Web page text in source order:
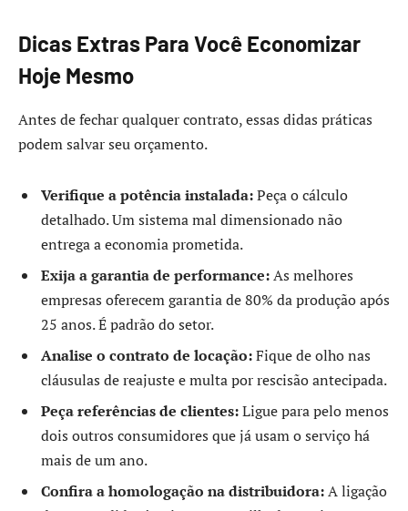
Dicas Extras Para Você Economizar
Hoje Mesmo
Antes de fechar qualquer contrato, essas didas práticas
podem salvar seu orçamento.
Verifique a potência instalada:Peça o cálculo
detalhado. Um sistema mal dimensionado não
entrega a economia prometida.
Exija a garantia de performance:As melhores
empresas oferecem garantia de 80% da produção após
25 anos. É padrão do setor.
Analise o contrato de locação:Fique de olho nas
cláusulas de reajuste e multa por rescisão antecipada.
Peça referências de clientes:Ligue para pelo menos
dois outros consumidores que já usam o serviço há
mais de um ano.
Confira a homologação na distribuidora:A ligação